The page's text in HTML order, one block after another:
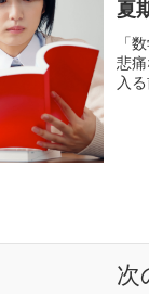
夏
「
悲
入
次